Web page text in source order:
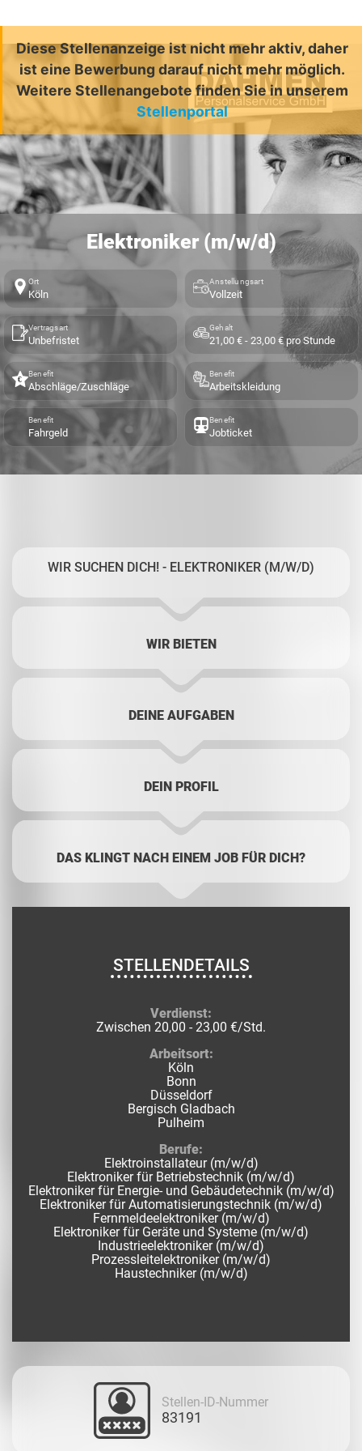
Diese Stellenanzeige ist nicht mehr aktiv, daher
ist eine Bewerbung darauf nicht mehr möglich.
Weitere Stellenangebote finden Sie in unserem
Stellenportal
Elektroniker (m/w/d)
Ort
Köln
Anstellungsart
Vollzeit
Vertragsart
Unbefristet
Gehalt
21,00 € - 23,00 € pro Stunde
Benefit
Abschläge/Zuschläge
Benefit
Arbeitskleidung
Benefit
Fahrgeld
Benefit
Jobticket
WIR SUCHEN DICH! - ELEKTRONIKER (M/W/D)
WIR BIETEN
DEINE AUFGABEN
DEIN PROFIL
DAS KLINGT NACH EINEM JOB FÜR DICH?
STELLENDETAILS
Verdienst:
Zwischen 20,00 - 23,00 €/Std.
Arbeitsort:
Köln
Bonn
Düsseldorf
Bergisch Gladbach
Pulheim
Berufe:
Elektroinstallateur (m/w/d)
Elektroniker für Betriebstechnik (m/w/d)
Elektroniker für Energie- und Gebäudetechnik (m/w/d)
Elektroniker für Automatisierungstechnik (m/w/d)
Fernmeldeelektroniker (m/w/d)
Elektroniker für Geräte und Systeme (m/w/d)
Industrieelektroniker (m/w/d)
Prozessleitelektroniker (m/w/d)
Haustechniker (m/w/d)
Stellen-ID-Nummer
83191